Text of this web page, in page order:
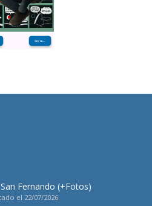
Fernando (+Fotos)
el 22/07/2026